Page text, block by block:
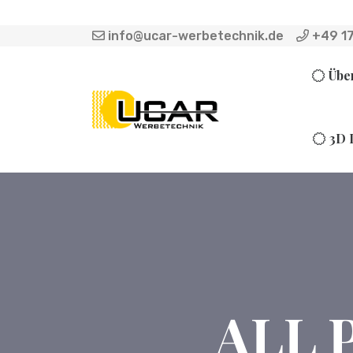
info@ucar-werbetechnik.de +49
3D
ALL